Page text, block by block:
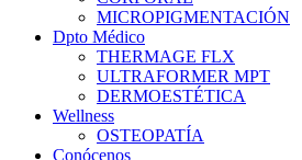
MICROPIGMENTACIÓN
Dpto Médico
THERMAGE FLX
ULTRAFORMER MPT
DERMOESTÉTICA
Wellness
OSTEOPATÍA
Conócenos